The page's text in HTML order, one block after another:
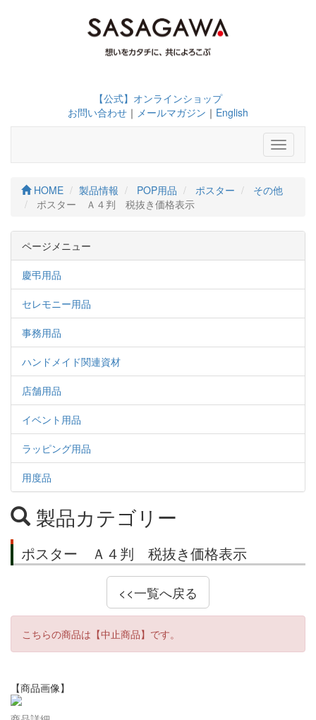
【公式】オンラインショップ
お問い合わせ ｜ メールマガジン ｜ English
Toggle
HOME 製品情報 POP用品 ポスター
その他
ポスター Ａ４判 税抜き価格表示
ページメニュー
慶弔用品
セレモニー用品
事務用品
ハンドメイド関連資材
店舗用品
イベント用品
ラッピング用品
用度品
製品カテゴリー
ポスター Ａ４判 税抜き価格表示
<<一覧へ戻る
こちらの商品は【中止商品】です。
【商品画像】